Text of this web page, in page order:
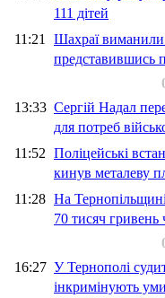
111 дітей
11:21 Шахраї виманили
представившись
13:33 Сергій Надал
для потреб
11:52 Поліцейські
кинув металеву
11:28 На
70 тисяч гривень
16:27 У Тернополі
інкримінують